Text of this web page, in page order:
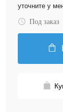
уточните у
Под заказ